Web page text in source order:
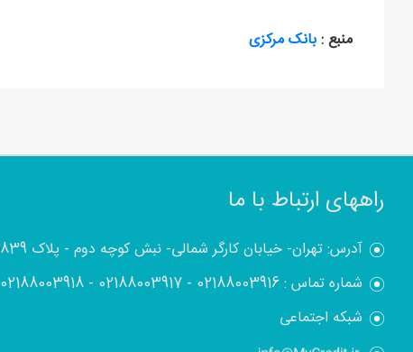
منبع :بانک مرکزی
راههای ارتباط با ما
آدرس: تهران- خیابان کارگر شمالی- نبش کوچه دوم - پلاک 1839
شماره تماس :02188003916
-
02188003917
-
02188003918
شبکه اجتماعی